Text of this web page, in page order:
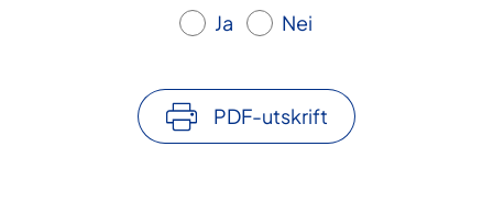
Ja Nei
PDF-utskrift